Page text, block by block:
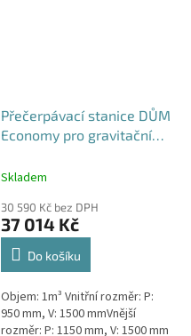
Přečerpávací stanice DŮM
Economy pro gravitační
- nádrž 1m3
Skladem
30 590 Kč bez DPH
37 014 Kč
Do košíku
Objem: 1m³ Vnitřní rozměr: P:
950 mm, V: 1500 mmVnější
rozměr: P: 1150 mm, V: 1500 mm